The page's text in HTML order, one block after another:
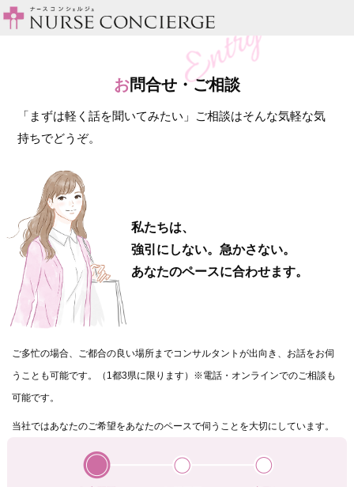
お問合せ・ご相談
「まずは軽く話を聞いてみたい」ご相談はそんな気軽な気
持ちでどうぞ。
私たちは、
強引にしない。急かさない。
あなたのペースに合わせます。
ご多忙の場合、ご都合の良い場所までコンサルタントが出向き、お話をお伺
うことも可能です。（1都3県に限ります）※電話・オンラインでのご相談も
可能です。
当社ではあなたのご希望をあなたのペースで伺うことを大切にしています。